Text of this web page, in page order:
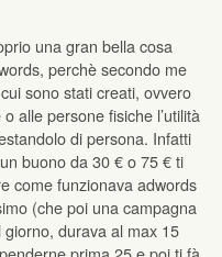
una gran bella cosa
perchè secondo me
sono stati creati, ovvero
alle persone fisiche l’utilità
di persona. Infatti
buono da 30 € o 75 € ti
come funzionava adwords
(che poi una campagna
durava al max 15